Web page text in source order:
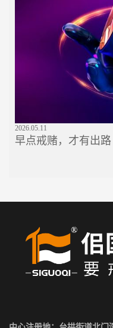
2026.05.11
早点戒赌，才有出路